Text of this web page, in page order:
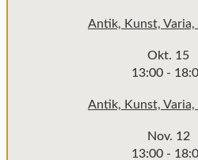
Antik, Kunst, Varia,
Okt. 15
13:00-
Antik, Kunst, Varia,
Nov. 12
13:00-